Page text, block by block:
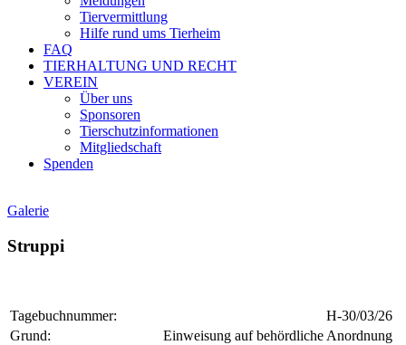
Tiervermittlung
Hilfe rund ums Tierheim
FAQ
TIERHALTUNG UND RECHT
VEREIN
Über uns
Sponsoren
Tierschutzinformationen
Mitgliedschaft
Spenden
Galerie
Struppi
Tagebuchnummer:
H-30/03/26
Grund:
Einweisung auf behördliche Anordnung